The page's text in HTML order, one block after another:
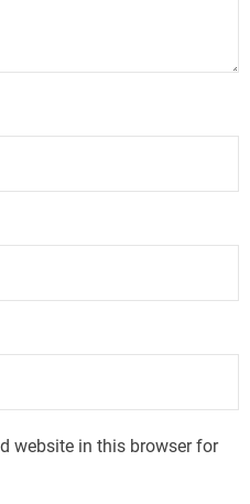
website in this browser for